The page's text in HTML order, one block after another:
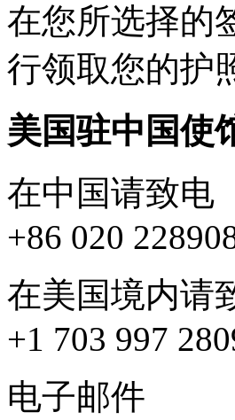
在您所选择的
行领取您的护
美国驻中国使
在中国请致电
+86 020
在美国境内请
+1 703 997
电子邮件